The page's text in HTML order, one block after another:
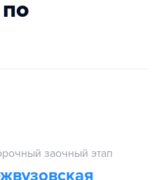
заочный этап